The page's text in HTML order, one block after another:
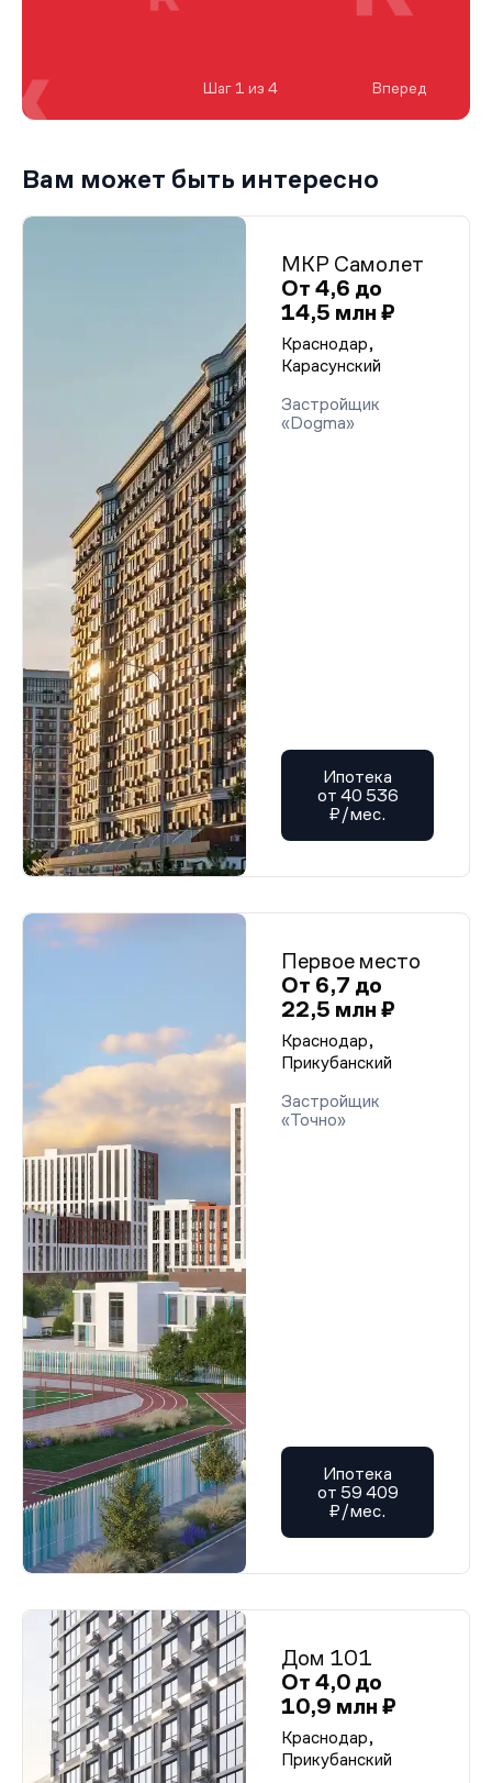
Шаг 1 из 4 Вперед
Вам может быть интересно
МКР Самолет
От 4,6 до
14,5 млн ₽
Краснодар,
Карасунский
Застройщик
«Dogma»
Ипотека
от 40 536
₽/мес.
Первое место
От 6,7 до
22,5 млн ₽
Краснодар,
Прикубанский
Застройщик
«Точно»
Ипотека
от 59 409
₽/мес.
Дом 101
От 4,0 до
10,9 млн ₽
Краснодар,
Прикубанский